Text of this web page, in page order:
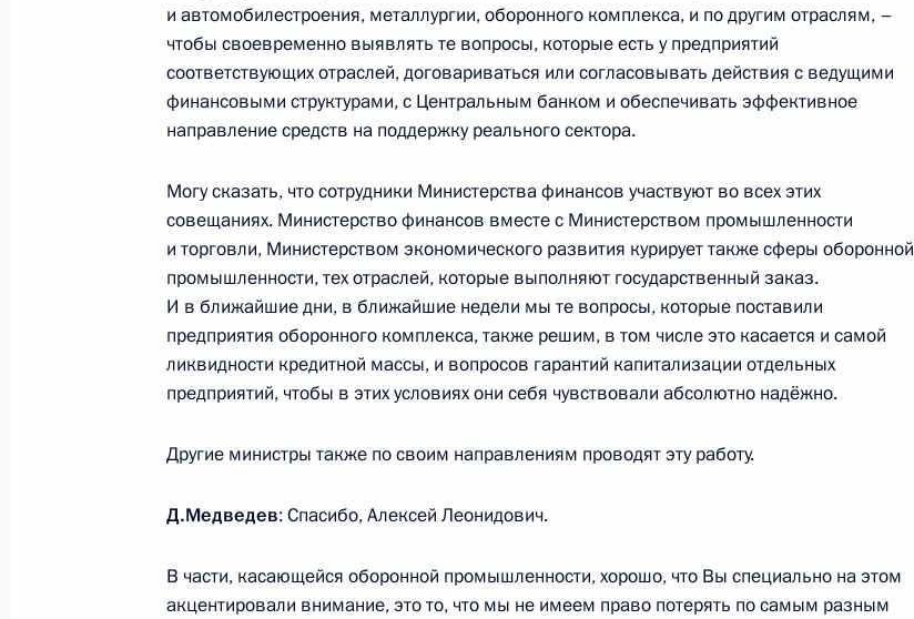
16 октября 2008 года, четверг
Рабочая встреча с Заместителем Председателя Правительства
16 октября 2008 года, 18:30 Московская область, Горки
Начало совещания по экономическим вопросам
16 октября 2008 года, 16:15 Московская область, Горки
«ЕвроХим» Андреем Мельниченко
и автомобилестроения, металлургии, оборонного комплекса, и по другим отраслям, –
чтобы своевременно выявлять те вопросы, которые есть у предприятий
соответствующих отраслей, договариваться или согласовывать действия с ведущими
финансовыми структурами, с Центральным банком и обеспечивать эффективное
направление средств на поддержку реального сектора.
Могу сказать, что сотрудники Министерства финансов участвуют во всех этих
совещаниях. Министерство финансов вместе с Министерством промышленности
и торговли, Министерством экономического развития курирует также сферы оборонной
промышленности, тех отраслей, которые выполняют государственный заказ.
И в ближайшие дни, в ближайшие недели мы те вопросы, которые поставили
предприятия оборонного комплекса, также решим, в том числе это касается и самой
ликвидности кредитной массы, и вопросов гарантий капитализации отдельных
предприятий, чтобы в этих условиях они себя чувствовали абсолютно надёжно.
Другие министры также по своим направлениям проводят эту работу.
Д.Медведев: Спасибо, Алексей Леонидович.
В части, касающейся оборонной промышленности, хорошо, что Вы специально на этом
акцентировали внимание, это то, что мы не имеем право потерять по самым разным